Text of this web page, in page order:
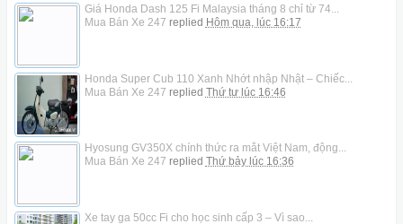
Giá Honda Dash 125 Fi Malaysia tháng 8 chỉ từ 74...
Mua Bán Xe 247 replied Hôm qua, lúc 16:17
Honda Super Cub 110 Xanh Nhớt nhập Nhật – Chiếc...
Mua Bán Xe 247 replied Thứ tư lúc 16:46
Hyosung GV350X chính thức ra mắt Việt Nam, động...
Mua Bán Xe 247 replied Thứ bảy lúc 16:36
Xe tay ga 50cc Fi cho học sinh cấp 3 – Vì sao...